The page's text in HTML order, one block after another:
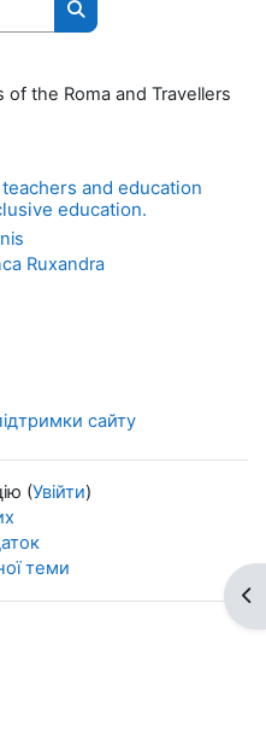
Пошук курсів
of the Roma and Travellers
and education
education.
Ruxandra
сайту
(Увійти)
теми